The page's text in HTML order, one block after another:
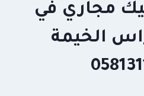
مجاري في
الخيمة